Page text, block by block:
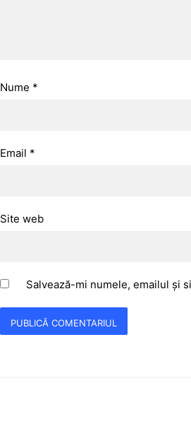
Nume *
Email *
Site web
Salvează-mi numele, emailul și